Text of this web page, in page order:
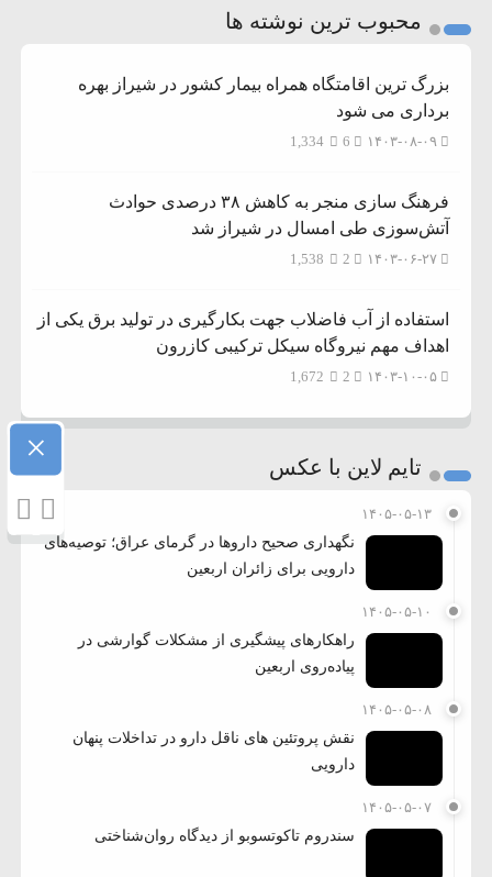
محبوب ترین نوشته ها
بزرگ ترین اقامتگاه همراه بیمار کشور در شیراز بهره
برداری می شود
۱۴۰۳-۰۸-۰۹ 1,334
فرهنگ سازی منجر به کاهش ۳۸ درصدی حوادث
آتش‌سوزی طی امسال در شیراز شد
۱۴۰۳-۰۶-۲۷ 1,538
استفاده از آب فاضلاب جهت بکارگیری در تولید برق یکی از
اهداف مهم نیروگاه سیکل ترکیبی کازرون
۱۴۰۳-۱۰-۰۵ 1,672
تایم لاین با عکس
۱۴۰۵-۰۵-۱۳
نگهداری صحیح داروها در گرمای عراق؛ توصیه‌های
دارویی برای زائران اربعین
۱۴۰۵-۰۵-۱۰
راهکارهای پیشگیری از مشکلات گوارشی در
پیاده‌روی اربعین
۱۴۰۵-۰۵-۰۸
نقش پروتئین های ناقل دارو در تداخلات پنهان
دارویی
۱۴۰۵-۰۵-۰۷
سندروم تاکوتسوبو از دیدگاه روان‌شناختی
×